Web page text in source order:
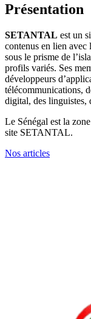
Présentation
SETANTAL est un
contenus en lien avec
sous le prisme de
profils variés. Ses
développeurs
télécommunications,
digital, des linguistes,
Le Sénégal est la
site SETANTAL.
Nos articles